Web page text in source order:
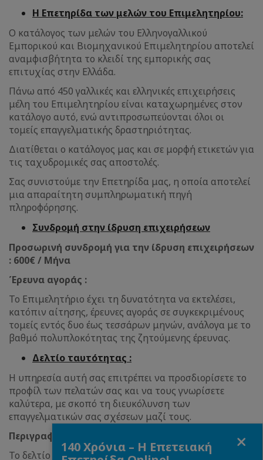
Η Επετηρίδα των μελών του Επιμελητηρίου:
Ο κατάλογος των μελών του Ελληνογαλλικού
Εμπορικού και Βιομηχανικού Επιμελητηρίου αποτελεί
αναμφισβήτητα το κλειδί της εμπορικής σας
επιτυχίας στην Ελλάδα.
Πάνω από 450 γαλλικές και ελληνικές επιχειρήσεις
μέλη του Επιμελητηρίου είναι καταχωρημένες στον
κατάλογο αυτό, ενώ αντιπροσωπεύονται όλοι οι
τομείς επαγγελματικής δραστηριότητας.
Διατίθεται ο κατάλογος μας και σε μορφή ετικετών για
τις ταχυδρομικές σας αποστολές.
Σας συνιστούμε την Επετηρίδα μας, η οποία αποτελεί
μια απαραίτητη συμπληρωματική πηγή
πληροφόρησης.
Συνδρομή στην ίδρυση επιχειρήσεων
Προσωρινή συνδρομή για την ίδρυση επιχειρήσεων
: 600€ / Μήνα
Έρευνα αγοράς :
Το Επιμελητήριο έχει τη δυνατότητα να εκτελέσει,
κατόπιν αίτησης, έρευνες αγοράς σε συγκεκριμένους
τομείς εντός δυο έως τεσσάρων μηνών, ανάλογα με το
βαθμό πολυπλοκότητας της ζητούμενης έρευνας.
Δελτίο ταυτότητας :
Η υπηρεσία αυτή σας επιτρέπει να προσδιορίσετε το
προφίλ των πελατών σας και να τους γνωρίσετε
καλύτερα, με σκοπό τη διευκόλυνση των
επαγγελματικών σας σχέσεων μαζί τους.
Περιγραφή :
Το δελτίο ταυτότητας περιλαμβάνει:
140 Χρόνια – Η Επετειακή